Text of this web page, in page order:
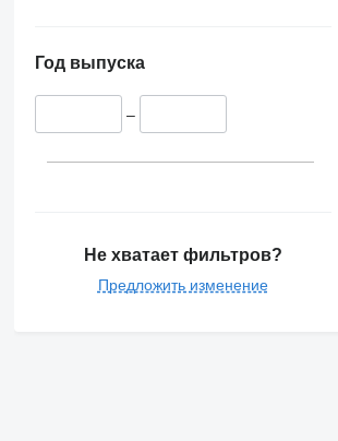
Год выпуска
–
Не хватает фильтров?
Предложить изменение